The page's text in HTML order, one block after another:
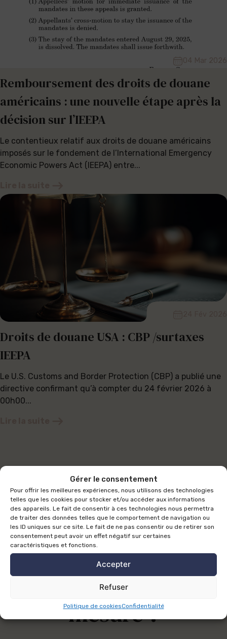
Gérer le consentement
Pour offrir les meilleures expériences, nous utilisons des technologies
telles que les cookies pour stocker et/ou accéder aux informations
des appareils. Le fait de consentir à ces technologies nous permettra
de traiter des données telles que le comportement de navigation ou
les ID uniques sur ce site. Le fait de ne pas consentir ou de retirer son
consentement peut avoir un effet négatif sur certaines
caractéristiques et fonctions.
Accepter
Refuser
Politique de cookiesConfidentialité
04 Mar 2026
Remboursement des droits de douane
américains : une nouvelle étape après la
décision sur l’IEEPA
Le contentieux relatif aux droits de douane américains
imposés sur le fondement de l’International Emergency
Economic Powers Act (IEEPA) entre...
Droits de douane USA : CBP /surtaxes
IEEPA
Le U.S. Customs and Border Protection (CBP) a publié une
directive confirmant qu’à compter du 24 février 2026 à
00h00...
Besoin d'un
accompagnement
juridique sur
mesure ?